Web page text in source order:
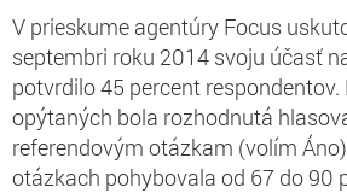
V prieskume agentúry Focus
septembri roku 2014 svoju účasť
potvrdilo 45 percent
opýtaných bola rozhodnutá
referendovým otázkam (volím
otázkach pohybovala od 67 do 90